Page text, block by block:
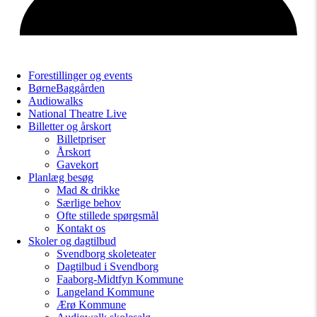
Forestillinger og events
BørneBaggården
Audiowalks
National Theatre Live
Billetter og årskort
Billetpriser
Årskort
Gavekort
Planlæg besøg
Mad & drikke
Særlige behov
Ofte stillede spørgsmål
Kontakt os
Skoler og dagtilbud
Svendborg skoleteater
Dagtilbud i Svendborg
Faaborg-Midtfyn Kommune
Langeland Kommune
Ærø Kommune